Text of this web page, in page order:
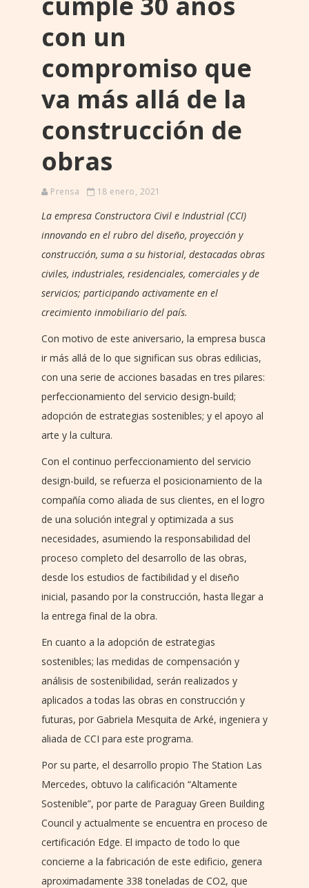
con un
compromiso que
va más allá de la
construcción de
obras
Prensa 18 enero, 2021
La empresa Constructora Civil e Industrial (CCI)
innovando en el rubro del diseño, proyección y
construcción, suma a su historial, destacadas obras
civiles, industriales, residenciales, comerciales y de
servicios; participando activamente en el
crecimiento inmobiliario del país.
Con motivo de este aniversario, la empresa busca
ir más allá de lo que significan sus obras edilicias,
con una serie de acciones basadas en tres pilares:
perfeccionamiento del servicio design-build;
adopción de estrategias sostenibles; y el apoyo al
arte y la cultura.
Con el continuo perfeccionamiento del servicio
design-build, se refuerza el posicionamiento de la
compañía como aliada de sus clientes, en el logro
de una solución integral y optimizada a sus
necesidades, asumiendo la responsabilidad del
proceso completo del desarrollo de las obras,
desde los estudios de factibilidad y el diseño
inicial, pasando por la construcción, hasta llegar a
la entrega final de la obra.
En cuanto a la adopción de estrategias
sostenibles; las medidas de compensación y
análisis de sostenibilidad, serán realizados y
aplicados a todas las obras en construcción y
futuras, por Gabriela Mesquita de Arké, ingeniera y
aliada de CCI para este programa.
Por su parte, el desarrollo propio The Station Las
Mercedes, obtuvo la calificación “Altamente
Sostenible”, por parte de Paraguay Green Building
Council y actualmente se encuentra en proceso de
certificación Edge. El impacto de todo lo que
concierne a la fabricación de este edificio, genera
aproximadamente 338 toneladas de CO2, que